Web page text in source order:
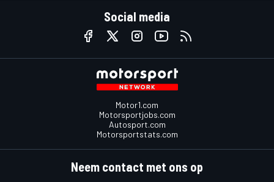
Social media
Motor1.com
Motorsportjobs.com
Autosport.com
Motorsportstats.com
Neem contact met ons op